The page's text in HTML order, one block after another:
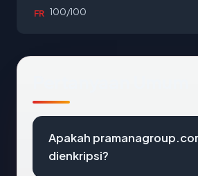
FR 100/100
Apakah
dienkripsi?